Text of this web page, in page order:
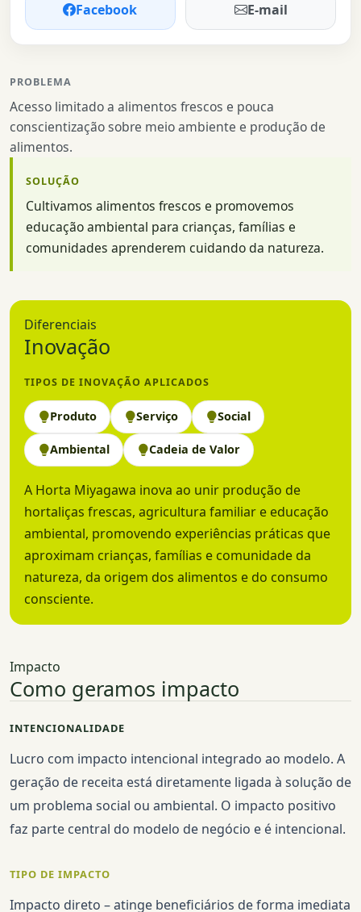
Facebook E-mail
PROBLEMA
Acesso limitado a alimentos frescos e pouca
conscientização sobre meio ambiente e produção de
alimentos.
SOLUÇÃO
Cultivamos alimentos frescos e promovemos
educação ambiental para crianças, famílias e
comunidades aprenderem cuidando da natureza.
Diferenciais
Inovação
TIPOS DE INOVAÇÃO APLICADOS
Produto Serviço Social
Ambiental Cadeia de Valor
A Horta Miyagawa inova ao unir produção de
hortaliças frescas, agricultura familiar e educação
ambiental, promovendo experiências práticas que
aproximam crianças, famílias e comunidade da
natureza, da origem dos alimentos e do consumo
consciente.
Impacto
Como geramos impacto
INTENCIONALIDADE
Lucro com impacto intencional integrado ao modelo. A
geração de receita está diretamente ligada à solução de
um problema social ou ambiental. O impacto positivo
faz parte central do modelo de negócio e é intencional.
TIPO DE IMPACTO
Impacto direto – atinge beneficiários de forma imediata